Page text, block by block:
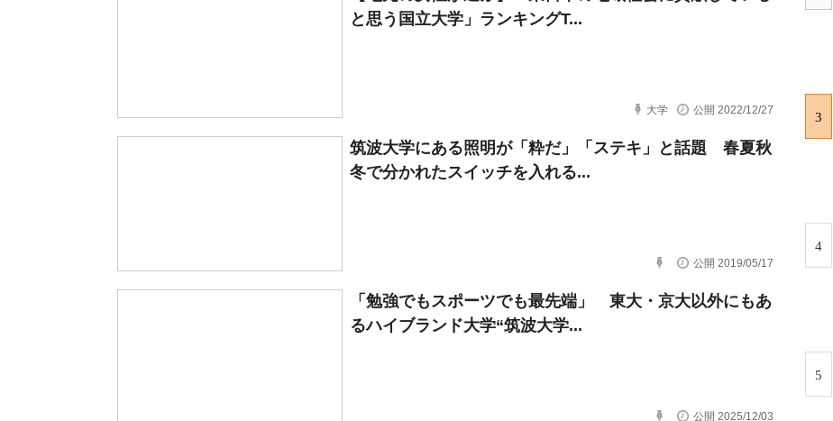
と思う国立大学」ランキングT...
大学 公開 2022/12/27
筑波大学にある照明が「粋だ」「ステキ」と話題 春夏秋
冬で分かれたスイッチを入れる...
公開 2019/05/17
「勉強でもスポーツでも最先端」 東大・京大以外にもあ
るハイブランド大学“筑波大学...
公開 2025/12/03
3
4
5